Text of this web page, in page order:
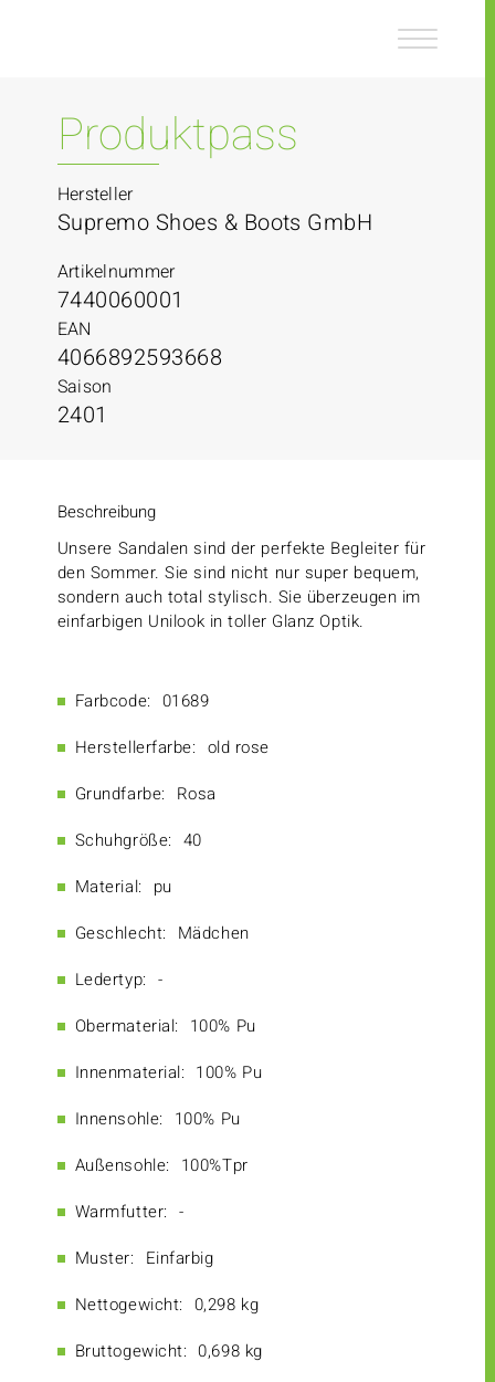
Produktpass
Hersteller
Supremo Shoes & Boots GmbH
Artikelnummer
7440060001
EAN
4066892593668
Saison
2401
Beschreibung
Unsere Sandalen sind der perfekte Begleiter für
den Sommer. Sie sind nicht nur super bequem,
sondern auch total stylisch. Sie überzeugen im
einfarbigen Unilook in toller Glanz Optik.
Farbcode: 01689
Herstellerfarbe: old rose
Grundfarbe: Rosa
Schuhgröße: 40
Material: pu
Geschlecht: Mädchen
Ledertyp: -
Obermaterial: 100% Pu
Innenmaterial: 100% Pu
Innensohle: 100% Pu
Außensohle: 100%Tpr
Warmfutter: -
Muster: Einfarbig
Nettogewicht: 0,298 kg
Bruttogewicht: 0,698 kg